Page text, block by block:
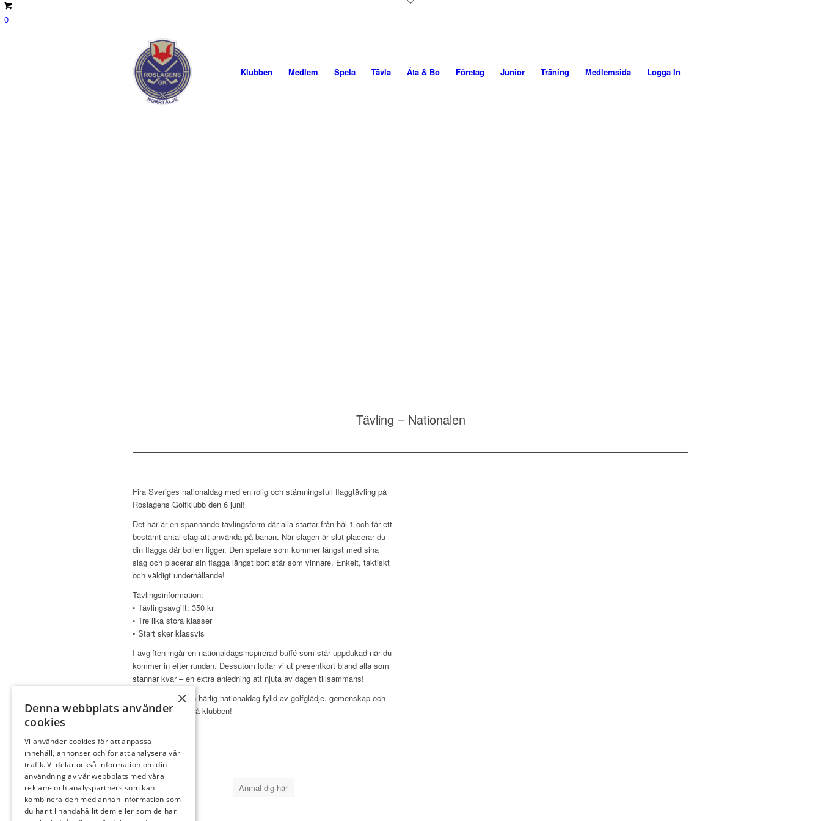
0
Klubben Medlem Spela Tävla Äta & Bo Företag Junior Träning Medlemsida Logga In
Tävling – Nationalen
Fira Sveriges nationaldag med en rolig och stämningsfull flaggtävling på
Roslagens Golfklubb den 6 juni!
Det här är en spännande tävlingsform där alla startar från hål 1 och får ett
bestämt antal slag att använda på banan. När slagen är slut placerar du
din flagga där bollen ligger. Den spelare som kommer längst med sina
slag och placerar sin flagga längst bort står som vinnare. Enkelt, taktiskt
och väldigt underhållande!
Tävlingsinformation:
• Tävlingsavgift: 350 kr
• Tre lika stora klasser
• Start sker klassvis
I avgiften ingår en nationaldagsinspirerad buffé som står uppdukad när du
kommer in efter rundan. Dessutom lottar vi ut presentkort bland alla som
stannar kvar – en extra anledning att njuta av dagen tillsammans!
Välkommen till en härlig nationaldag fylld av golfglädje, gemenskap och
festlig stämning på klubben!
Anmäl dig här
×
Denna webbplats använder
cookies
Vi använder cookies för att anpassa
innehåll, annonser och för att analysera vår
trafik. Vi delar också information om din
användning av vår webbplats med våra
reklam- och analyspartners som kan
kombinera den med annan information som
du har tillhandahållit dem eller som de har